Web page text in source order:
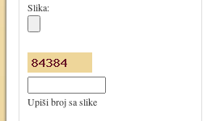
Slika:
Upiši broj sa slike